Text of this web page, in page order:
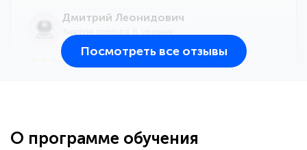
Дмитрий Леонидович
большое количество методических
Посмотреть все отзывы
О программе обучения